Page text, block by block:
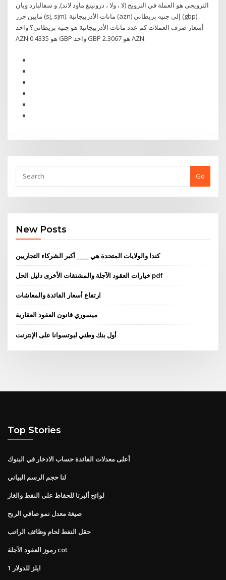
النرويجى هو العملة في النرويج (لا ، ولا ، درونينغ ماود لاند), و سفالبارد ويان
مايين جزر (sj, sjm). مانات الأذربيجانية (azn) إلى جنيه بريطاني (gbp)
أسعار صرف العملات كم عدد مانات الأذربيجانية هو جنيه بريطاني؟ واحد
AZN هو 0.4335 GBP واحد GBP هو 2.3067 AZN.
Go
New Posts
كندا والولايات المتحدة هي ____ أكبر الشركاء التجاريين
خيارات العقود الآجلة والمشتقات الأخرى دليل الحل pdf
ارتفاع أسعار الفائدة والمعاشات
ميسوري قانون العقود العقارية
أول بنك وطني لبوتسوانا على الإنترنت
Top Stories
أعلى معدلات الفائدة حساب الادخار في البنوك
لنا حجم الرسم البياني
لوائح ألبرتا للحفاظ على النفط والغاز
صيغة معدل نمو صافي الربح
حقل النفط لحام وظائف الراتب
رموز العقود الآجلة cot
1 ايلز للدولار